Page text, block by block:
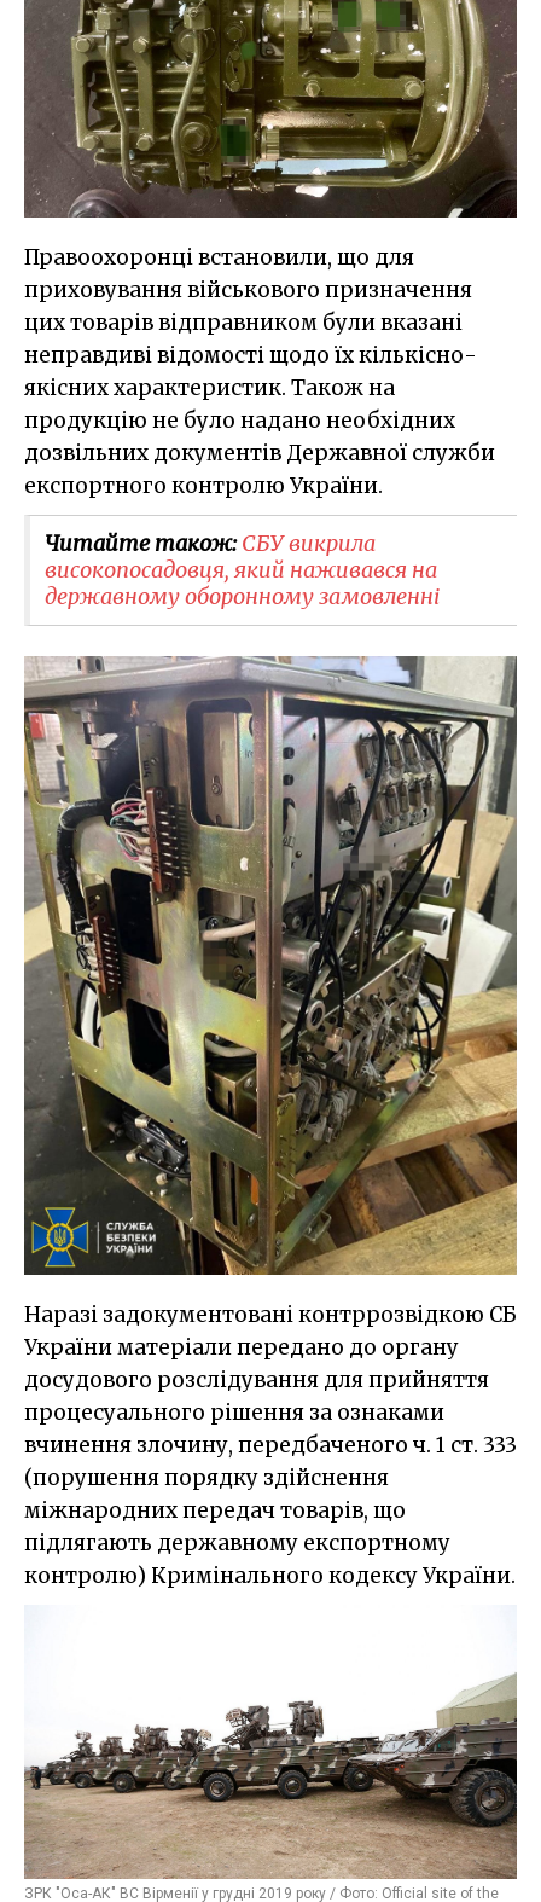
Правоохоронці встановили, що для
приховування військового призначення
цих товарів відправником були вказані
неправдиві відомості щодо їх кількісно-
якісних характеристик. Також на
продукцію не було надано необхідних
дозвільних документів Державної служби
експортного контролю України.
Читайте також:СБУ викрила
високопосадовця, який наживався на
державному оборонному замовленні
Наразі задокументовані контррозвідкою СБ
України матеріали передано до органу
досудового розслідування для прийняття
процесуального рішення за ознаками
вчинення злочину, передбаченого ч. 1 ст. 333
(порушення порядку здійснення
міжнародних передач товарів, що
підлягають державному експортному
контролю) Кримінального кодексу України.
ЗРК "Оса-АК" ВС Вірменії у грудні 2019 року / Фото: Оfficial site of the